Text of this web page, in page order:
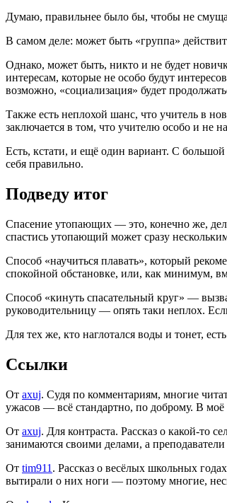
Думаю, правильнее было бы, чтобы не
В самом деле: может быть «группа»
Однако, может быть, никто и не будет
интересам, которые не особо будут
возможно, «социализация» будет
Также есть неплохой шанс, что учитель в
заключается в том, что учителю особо и не
Есть, кстати, и ещё один вариант. С
себя правильно.
Подведу итог
Спасение утопающих — это, конечно же,
спастись утопающий может сразу
Способ «научиться плавать», который
спокойной обстановке, или, как минимум,
Способ «кинуть спасательный круг» —
руководительницу — опять таки неплох.
Для тех же, кто наглотался воды и тонет,
Ссылки
От axuj. Судя по комментариям, многие
ужасов — всё стандартно, по доброму. В
От axuj. Для контраста. Рассказ о какой-то
занимаются своими делами, а
От tim911 . Рассказ о весёлых школьных
вытирали о них ноги — поэтому многие,